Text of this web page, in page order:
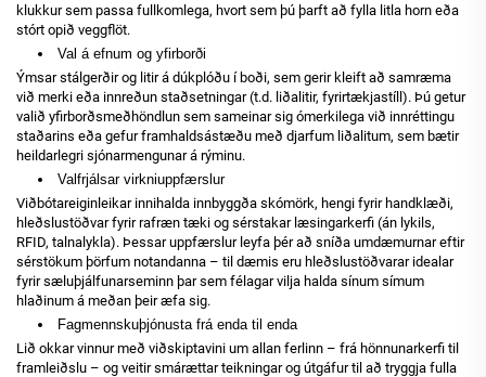
klukkur sem passa fullkomlega, hvort sem þú þarft að fylla litla horn eða
stórt opið veggflöt.
Val á efnum og yfirborði
Ýmsar stálgerðir og litir á dúkplóðu í boði, sem gerir kleift að samræma
við merki eða innreðun staðsetningar (t.d. liðalitir, fyrirtækjastíll). Þú getur
valið yfirborðsmeðhöndlun sem sameinar sig ómerkilega við innréttingu
staðarins eða gefur framhaldsástæðu með djarfum liðalitum, sem bætir
heildarlegri sjónarmengunar á rýminu.
Valfrjálsar virkniuppfærslur
Viðbótareiginleikar innihalda innbyggða skómörk, hengi fyrir handklæði,
hleðslustöðvar fyrir rafræn tæki og sérstakar læsingarkerfi (án lykils,
RFID, talnalykla). Þessar uppfærslur leyfa þér að sníða umdæmurnar eftir
sérstökum þörfum notandanna – til dæmis eru hleðslustöðvarar idealar
fyrir sæluþjálfunarseminn þar sem félagar vilja halda sínum símum
hlaðinum á meðan þeir æfa sig.
Fagmennskuþjónusta frá enda til enda
Lið okkar vinnur með viðskiptavini um allan ferlinn – frá hönnunarkerfi til
framleiðslu – og veitir smárættar teikningar og útgáfur til að tryggja fulla